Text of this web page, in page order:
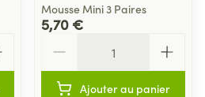
Mousse Mini 3 Paires
5,70 €
Ajouter au panier